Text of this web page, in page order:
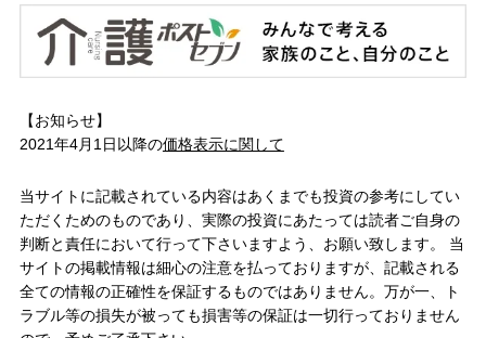
【お知らせ】
2021年4月1日以降の価格表示に関して
当サイトに記載されている内容はあくまでも投資の参考にしてい
ただくためのものであり、実際の投資にあたっては読者ご自身の
判断と責任において行って下さいますよう、お願い致します。 当
サイトの掲載情報は細心の注意を払っておりますが、記載される
全ての情報の正確性を保証するものではありません。万が一、ト
ラブル等の損失が被っても損害等の保証は一切行っておりません